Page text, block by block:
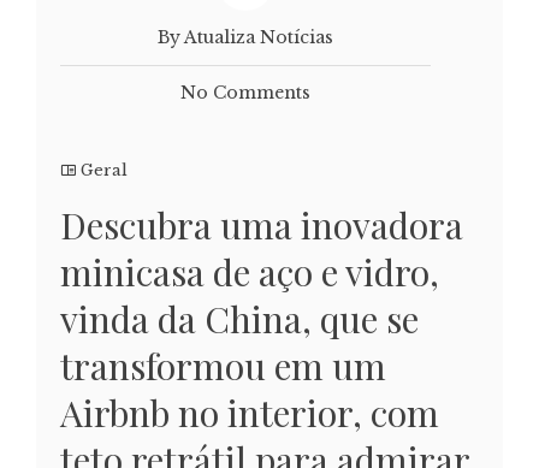
By Atualiza Notícias
No Comments
Geral
Descubra uma inovadora
minicasa de aço e vidro,
vinda da China, que se
transformou em um
Airbnb no interior, com